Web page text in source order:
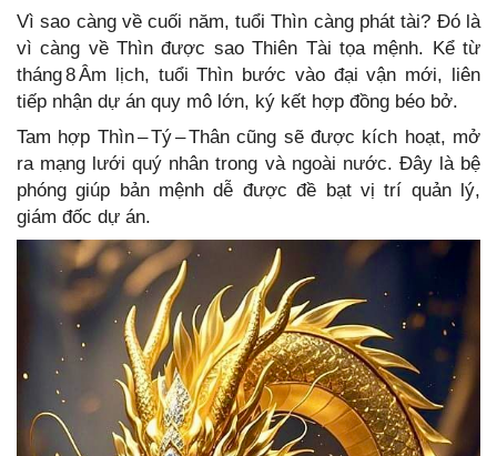
Vì sao càng về cuối năm, tuổi Thìn càng phát tài? Đó là
vì càng về Thìn được sao Thiên Tài tọa mệnh. Kể từ
tháng 8 Âm lịch, tuổi Thìn bước vào đại vận mới, liên
tiếp nhận dự án quy mô lớn, ký kết hợp đồng béo bở.
Tam hợp Thìn – Tý – Thân cũng sẽ được kích hoạt, mở
ra mạng lưới quý nhân trong và ngoài nước. Đây là bệ
phóng giúp bản mệnh dễ được đề bạt vị trí quản lý,
giám đốc dự án.